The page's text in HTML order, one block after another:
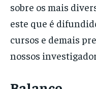
sobre os mais
este que é
cursos e demais
nossos